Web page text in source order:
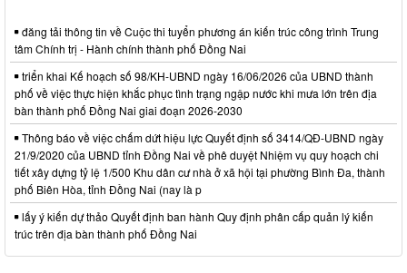
đăng tải thông tin về Cuộc thi tuyển phương án kiến trúc công trình Trung
tâm Chính trị - Hành chính thành phố Đồng Nai
triển khai Kế hoạch số 98/KH-UBND ngày 16/06/2026 của UBND thành
phố về việc thực hiện khắc phục tình trạng ngập nước khi mưa lớn trên địa
bàn thành phố Đồng Nai giai đoạn 2026-2030
Thông báo về việc chấm dứt hiệu lực Quyết định số 3414/QĐ-UBND ngày
21/9/2020 của UBND tỉnh Đồng Nai về phê duyệt Nhiệm vụ quy hoạch chi
tiết xây dựng tỷ lệ 1/500 Khu dân cư nhà ở xã hội tại phường Bình Đa, thành
phố Biên Hòa, tỉnh Đồng Nai (nay là p
lấy ý kiến dự thảo Quyết định ban hành Quy định phân cấp quản lý kiến
trúc trên địa bàn thành phố Đồng Nai